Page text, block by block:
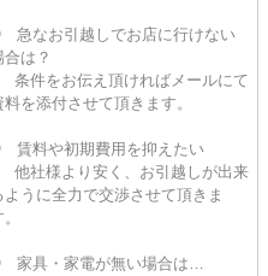
急なお引越しでお店に行けない
合は？
条件をお伝え頂ければメールにて
料を添付させて頂きます。
賃料や初期費用を抑えたい
他社様より安く、お引越しが出来
ように全力で交渉させて頂きま
家具・家電が無い場合は…